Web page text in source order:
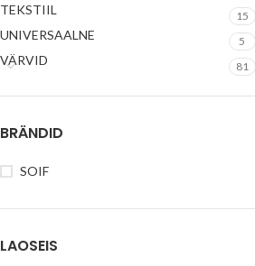
TEKSTIIL 15
UNIVERSAALNE 5
VÄRVID 81
BRÄNDID
SOIF
LAOSEIS